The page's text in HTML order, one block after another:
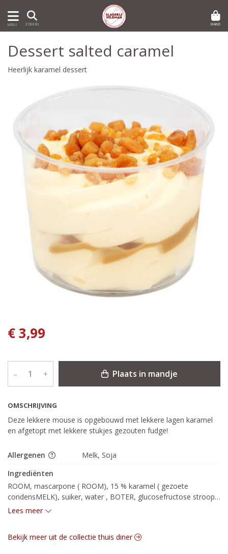
MENU ZOEKEN MAND
OMSCHRIJVING
Deze lekkere mouse is opgebouwd met lekkere lagen karamel
en afgetopt met lekkere stukjes gezouten fudge!
Dessert salted caramel
Heerlijk karamel dessert
€ 3,99
– + Plaats in mandje
Allergenen
Melk, Soja
Ingrediënten
ROOM, mascarpone ( ROOM), 15 % karamel ( gezoete
condensMELK), suiker, water , BOTER, glucosefructose stroop,
glucosestroop, magere MELKpoeder, 0.4 % zout, natuurlijk
zuurteregulaar (E330), stabilisator (E401),
Lees meer
Bekijk meer uit de collectie thuis diner